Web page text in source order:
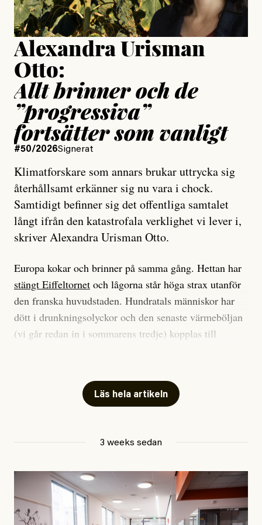
Uppdaterad15 July, 2026
Alexandra Urisman
Otto:
Allt brinner och de
”progressiva”
fortsätter som vanligt
#50/2026Signerat
Klimatforskare som annars brukar uttrycka sig
återhållsamt erkänner sig nu vara i chock.
Samtidigt befinner sig det offentliga samtalet
långt ifrån den katastrofala verklighet vi lever i,
skriver Alexandra Urisman Otto.
Europa kokar och brinner på samma gång. Hettan har
stängt Eiffeltornet och lågorna står höga strax utanför
den franska huvudstaden. Hundratals människor har
dött i drunkningsolyckor och den senaste värmeböljan
(vi går redan in i sommarens tredje) kopplas till
Har du också panik i hettan? Känns det som en
mardröm? Bra, allt annat vore fullständigt orimligt.
att han brukar vara ganska återhållsam när han
september 2023, när de globala temperaturerna för
månaden visade sig vara hela 0,5 °C varmare än någon
tidigare septembermånad – har han blivit chockad.
Läs hela artikeln
3 weeks sedan